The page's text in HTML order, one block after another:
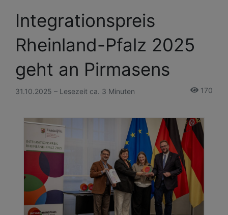
Integrationspreis
Rheinland-Pfalz 2025
geht an Pirmasens
31.10.2025 – Lesezeit ca. 3 Minuten 170